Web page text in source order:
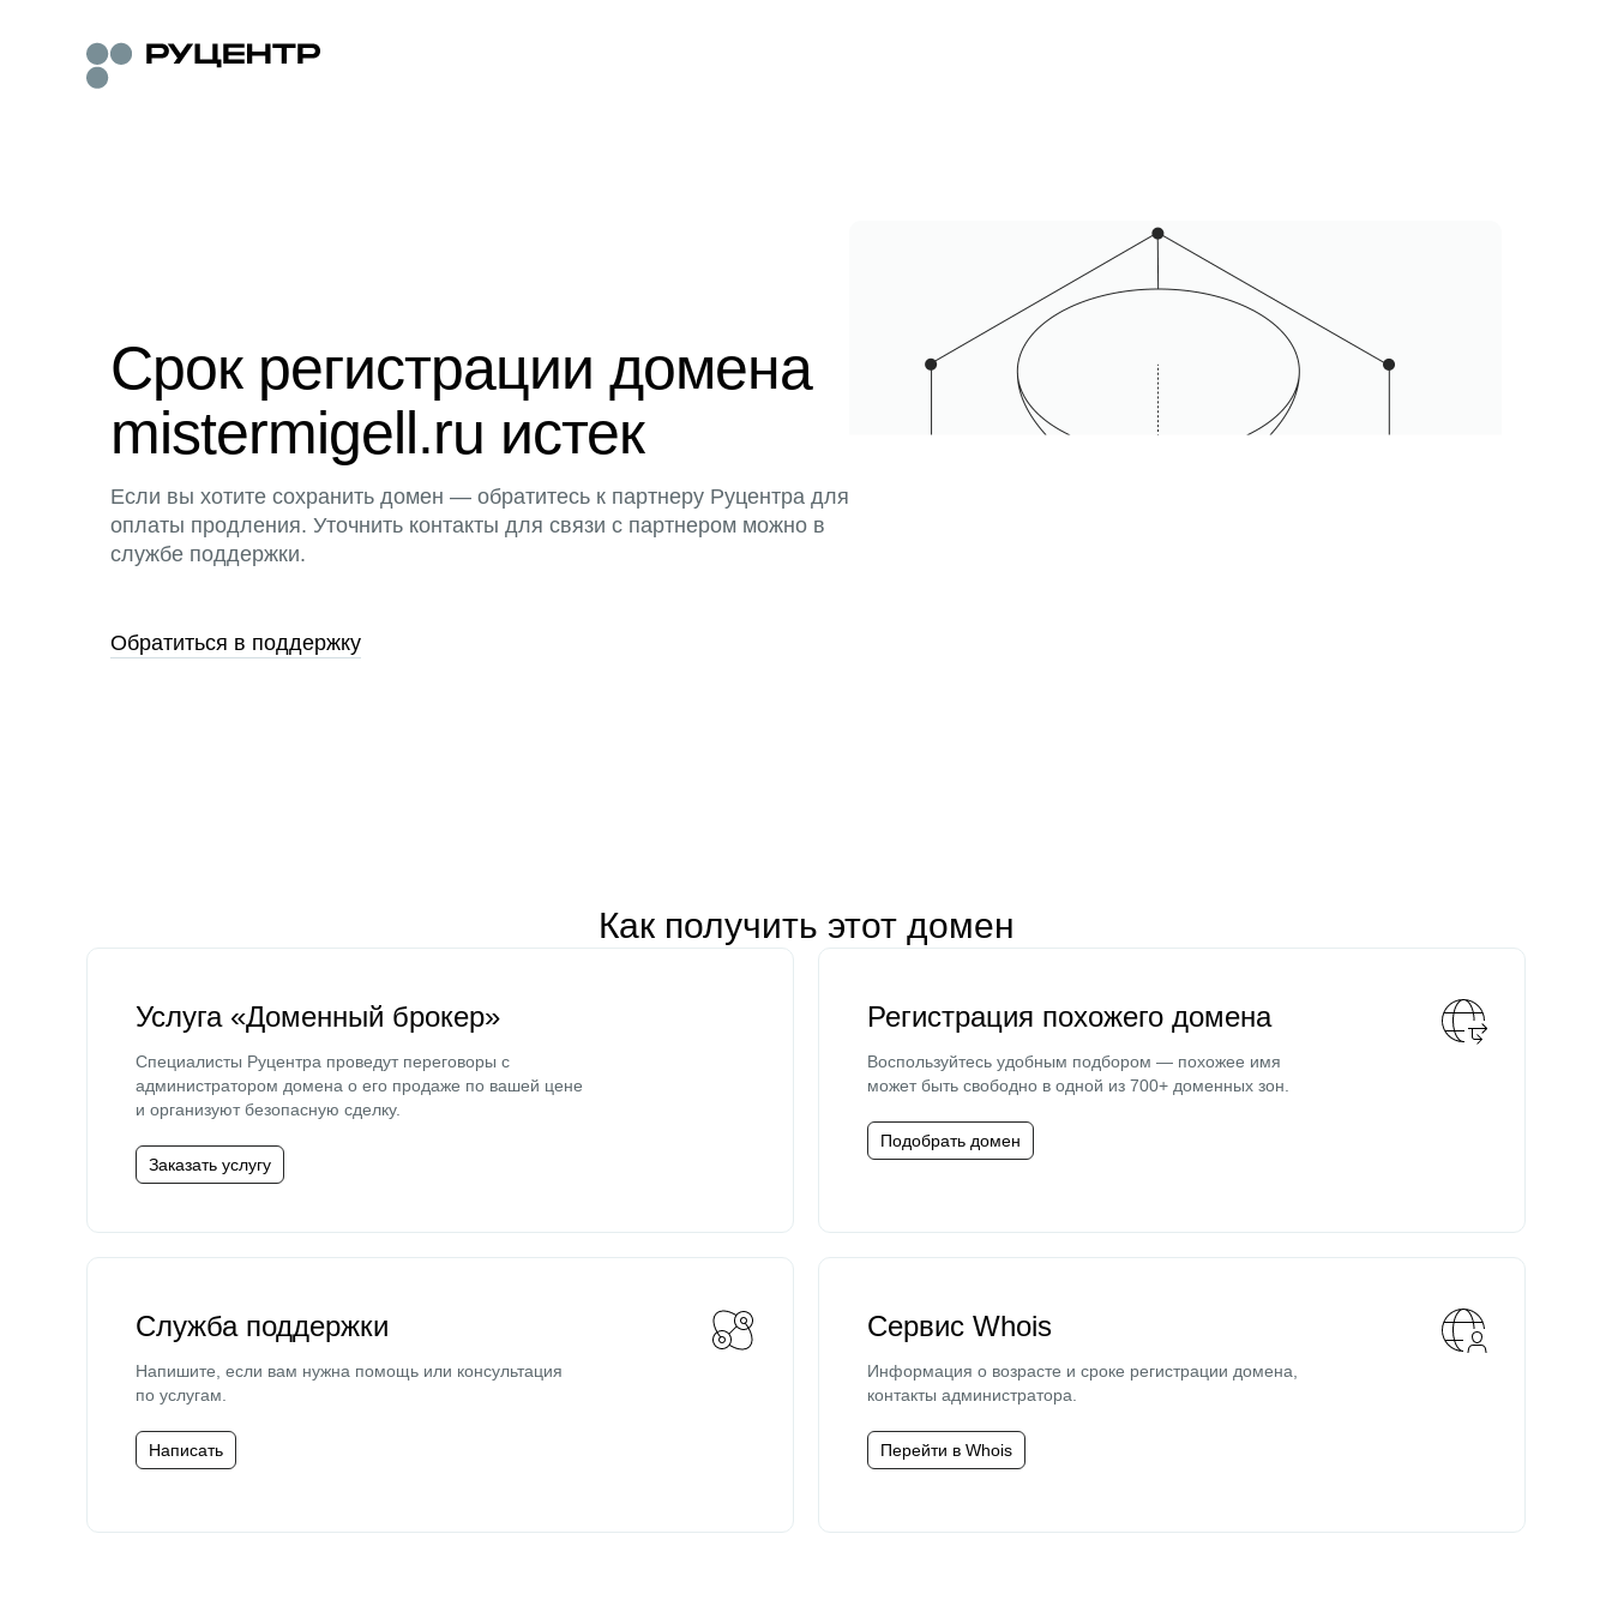
Срок регистрации домена
mistermigell.ru истек
Если вы хотите сохранить домен — обратитесь к партнеру Руцентра для
оплаты продления. Уточнить контакты для связи с партнером можно в
службе поддержки.
Обратиться в поддержку
Как получить этот домен
Услуга «Доменный брокер»
Специалисты Руцентра проведут переговоры с
администратором домена о его продаже по вашей цене
и организуют безопасную сделку.
Заказать услугу
Регистрация похожего домена
Воспользуйтесь удобным подбором — похожее имя
может быть свободно в одной из 700+ доменных зон.
Подобрать домен
Служба поддержки
Напишите, если вам нужна помощь или консультация
по услугам.
Написать
Сервис Whois
Информация о возрасте и сроке регистрации домена,
контакты администратора.
Перейти в Whois